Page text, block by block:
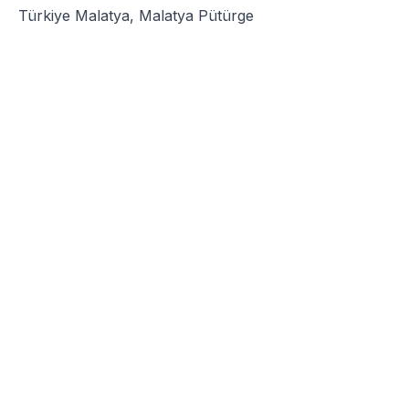
Türkiye Malatya, Malatya Pütürge